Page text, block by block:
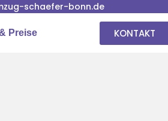
schaefer-bonn.de
Preise KONTAKT